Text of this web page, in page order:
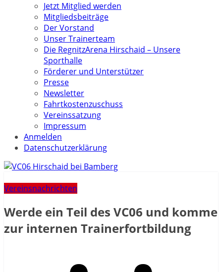
Jetzt Mitglied werden
Mitgliedsbeiträge
Der Vorstand
Unser Trainerteam
Die RegnitzArena Hirschaid – Unsere
Sporthalle
Förderer und Unterstützer
Presse
Newsletter
Fahrtkostenzuschuss
Vereinssatzung
Impressum
Anmelden
Datenschutzerklärung
Vereinsnachrichten
Werde ein Teil des VC06 und komme
zur internen Trainerfortbildung